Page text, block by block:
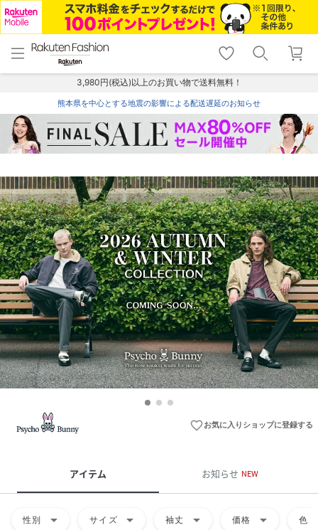
menu home
トップ
shopping_cart lock_outline
ログイン
3,980円(税込)以上のお買い物で送料無料！
熊本県を中心とする地震の影響による配送遅延のお知らせ
favorite_borderお気に入りショップに登録する
アイテム お知らせ NEW
性別 arrow_drop_down サイズ arrow_drop_down 袖丈 arrow_drop_down 価格 arrow_drop_down 色